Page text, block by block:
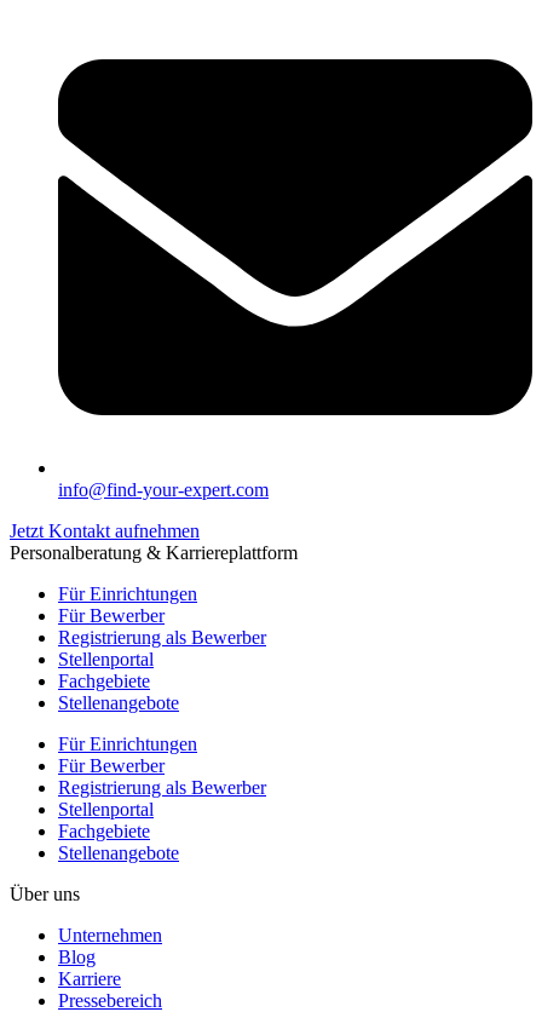
info@find-your-expert.com
Jetzt Kontakt aufnehmen
Personalberatung & Karriereplattform
Für Einrichtungen
Für Bewerber
Registrierung als Bewerber
Stellenportal
Fachgebiete
Stellenangebote
Für Einrichtungen
Für Bewerber
Registrierung als Bewerber
Stellenportal
Fachgebiete
Stellenangebote
Über uns
Unternehmen
Blog
Karriere
Pressebereich